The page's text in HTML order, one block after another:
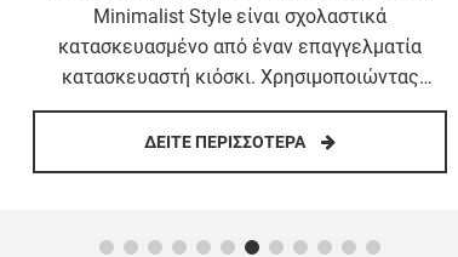
Courtyard είναι κατασκευασμένα από μια
επαγγελματική έξυπνη επιχείρηση πορτών και
παραθύρων, με προφίλ αλουμινίου υψηλής
αντοχής, εξελιγμένη σφυρηλάτηση και
ολοκληρωμένη αισθητική και προστασία.
Ανθεκτικά στη σκουριά και στις καιρικές
ΔΕΊΤΕ ΠΕΡΙΣΣΌΤΕΡΑ